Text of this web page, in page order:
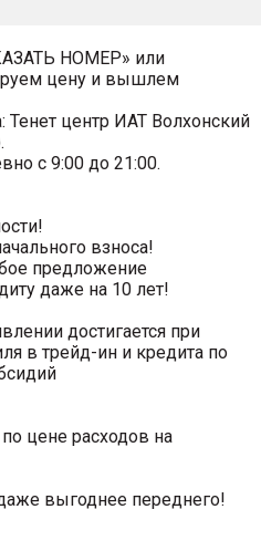
НОМЕР» или
цену и вышлем
Тенет центр ИАТ Волхонский
с 9:00 до 21:00.
взноса!
предложение
даже на 10 лет!
достигается при
в трейд-ин и кредита по
цене расходов на
выгоднее переднего!